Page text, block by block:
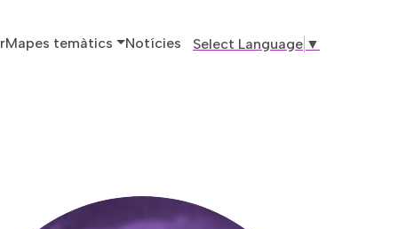
principal
Mapes temàtics Notícies Select Language ▼